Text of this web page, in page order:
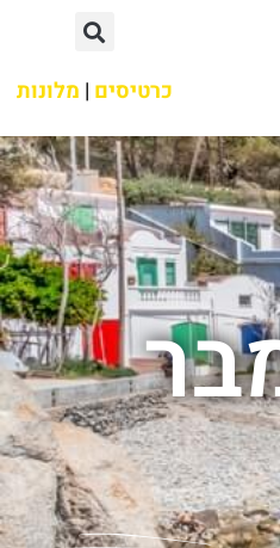
כרטיסים | מלונות